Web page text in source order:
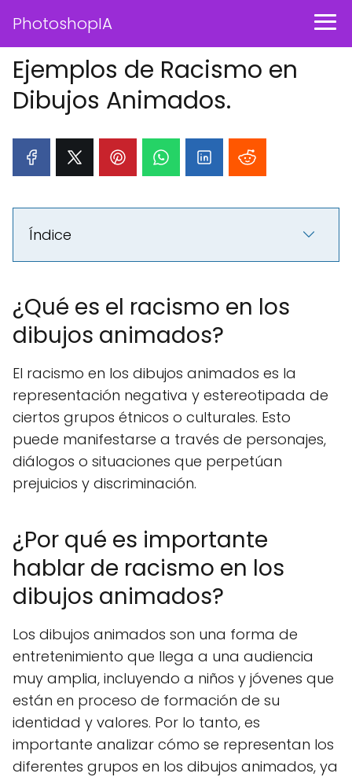
PhotoshopIA
Ejemplos de Racismo en
Dibujos Animados.
Índice
¿Qué es el racismo en los
dibujos animados?
El racismo en los dibujos animados es la
representación negativa y estereotipada de
ciertos grupos étnicos o culturales. Esto
puede manifestarse a través de personajes,
diálogos o situaciones que perpetúan
prejuicios y discriminación.
¿Por qué es importante
hablar de racismo en los
dibujos animados?
Los dibujos animados son una forma de
entretenimiento que llega a una audiencia
muy amplia, incluyendo a niños y jóvenes que
están en proceso de formación de su
identidad y valores. Por lo tanto, es
importante analizar cómo se representan los
diferentes grupos en los dibujos animados, ya